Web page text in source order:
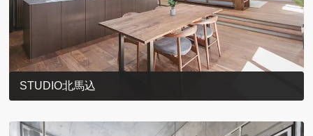
STUDIO北馬込